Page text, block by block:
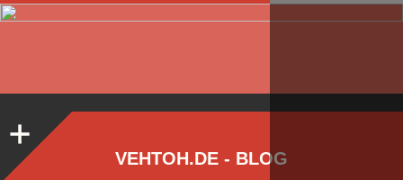
VEHTOH.DE - BLOG